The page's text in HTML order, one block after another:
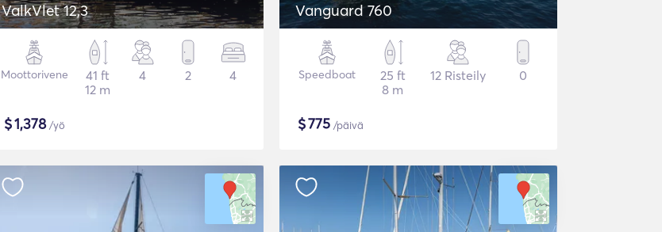
ValkVlet 12,3
Moottorivene
41 ft
12 m
4 2 4
$1,378/yö
Vanguard 760
Speedboat
25 ft
8 m
12 Risteily 0
$775 /päivä